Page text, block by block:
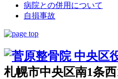
病院との併用について
自損事故
札幌市中央区南1条